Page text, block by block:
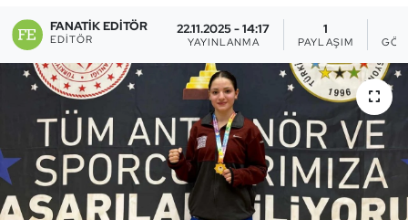
FANATIK EDITÖR
EDITÖR
22.11.2025 - 14:17
YAYINLANMA
1
PAYLAŞIM
Briç
Buz Hokeyi
Buz Pateni
Çim Hokeyi
Cimnastik